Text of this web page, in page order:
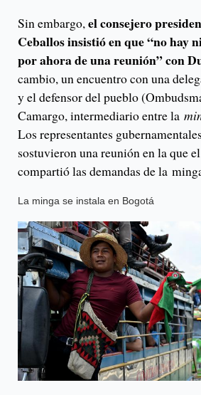
Sin embargo,el consejero
Ceballos insistió en que “no hay
por ahora de una reunión” con
cambio, un encuentro con una
y el defensor del pueblo
Camargo, intermediario entre la
Los representantes
sostuvieron una reunión en la que
compartió las demandas de la
La minga se instala en Bogotá